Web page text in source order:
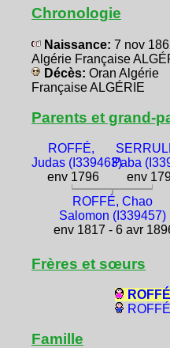
Chronologie
Naissance: 7 nov
Algérie Française
Décès: Oran Algérie
Française ALGÉRIE
Parents et grand-
ROFFÉ,
Judas (I339463)
env 1796
Paba
env
ROFFÉ, Chao
Salomon (I339457)
env 1817 - 6 avr
Frères et sœurs
Famille